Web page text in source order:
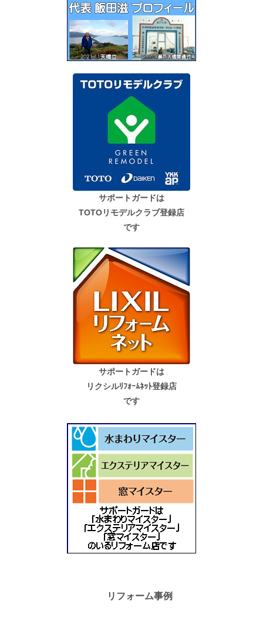
サポートガードは
TOTOリモデルクラブ登録店
です
サポートガードは
リクシルﾘﾌｫｰﾑﾈｯﾄ登録店
です
リフォーム事例